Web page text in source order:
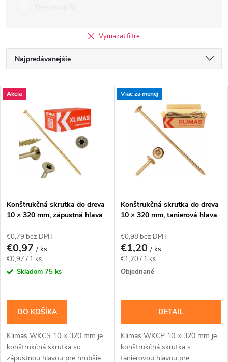
Vymazať filtre
R
a
e
p
r
u
Najpredávanejšie
Najlacnejšie
Najdrahšie
Abecedne
V
s
p
r
o
d
u
k
Akcia
Konštrukčná skrutka do dreva
10 × 320 mm, zápustná hlava
€0,79 bez DPH
€0,97/ ks
Jednotková
cena:
€0,97 / 1 ks
Skladom 75 ks
DO KOŠÍKA
Klimas WKCS 10 × 320 mm je
konštrukčná skrutka so
zápustnou hlavou pre hrubšie
Viac za menej
Konštrukčná skrutka do dreva
10 × 320 mm, tanierová hlava
€0,98 bez DPH
€1,20/ ks
Jednotková
cena:
€1,20 / 1 ks
Objednané
DETAIL
Klimas WKCP 10 × 320 mm je
konštrukčná skrutka s
tanierovou hlavou pre